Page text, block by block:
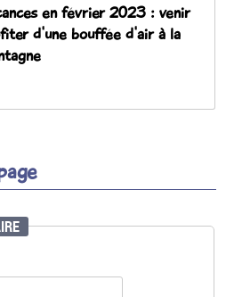
en février 2023 : venir
d'une bouffée d'air à la